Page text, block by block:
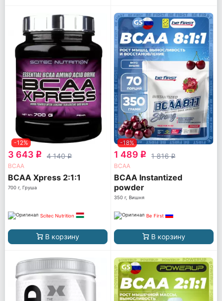
-12%
3 643 q 4 140q
ВСАА
BCAA Xpress 2:1:1
700 г, Груша
Scitec Nutrition
В корзину
-18%
1 489 q 1 816q
ВСАА
BCAA Instantized
powder
350 г, Вишня
Be First
В корзину